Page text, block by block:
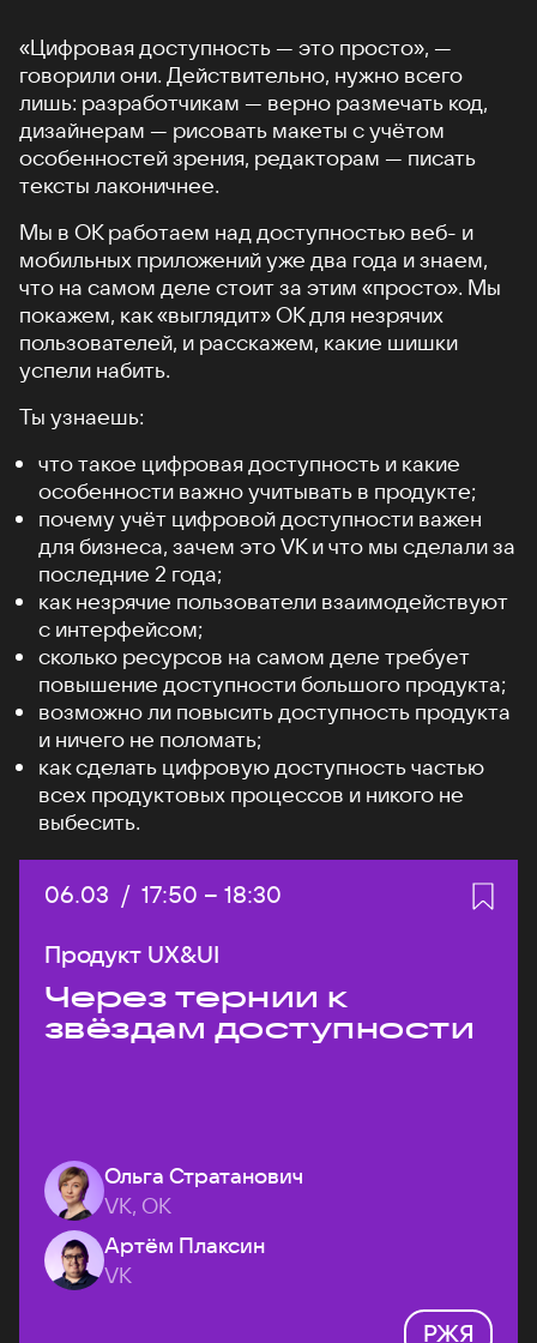
«Цифровая доступность — это просто», —
говорили они. Действительно, нужно всего
лишь: разработчикам — верно размечать код,
дизайнерам — рисовать макеты с учётом
особенностей зрения, редакторам — писать
тексты лаконичнее.
Мы в ОК работаем над доступностью веб- и
мобильных приложений уже два года и знаем,
что на самом деле стоит за этим «просто». Мы
покажем, как «выглядит» ОК для незрячих
пользователей, и расскажем, какие шишки
успели набить.
Ты узнаешь:
что такое цифровая доступность и какие
особенности важно учитывать в продукте;
почему учёт цифровой доступности важен
для бизнеса, зачем это VK и что мы сделали за
последние 2 года;
как незрячие пользователи взаимодействуют
с интерфейсом;
сколько ресурсов на самом деле требует
повышение доступности большого продукта;
возможно ли повысить доступность продукта
и ничего не поломать;
как сделать цифровую доступность частью
всех продуктовых процессов и никого не
выбесить.
Дата:
06.03 / Начало:
17:50 – Конец:
18:30
Продукт UX&UI
Через тернии к
звёздам доступности
Ольга Стратанович
VK, ОК
Артём Плаксин
VK
РЖЯ